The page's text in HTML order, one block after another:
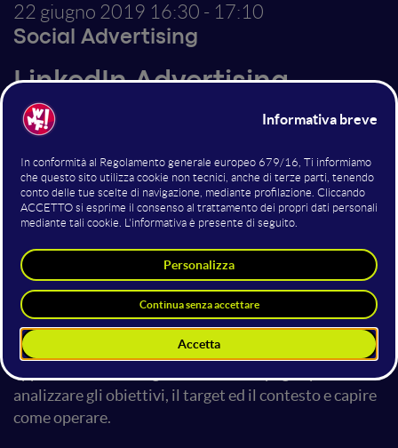
22 giugno 2019 16:30 - 17:10
Social Advertising
LinkedIn Advertising,
Funnel di conversione e
Multicanalità: come
operare fra ToFu, MoFu e
BoFu
che permette di ottenere risultati notevoli in diverse
situazioni. Ma a volte bisogna saper adottare
strategie differenti e multicanale: la chiave per
capirlo? Quelle strane parole nel titolo! Attraverso
diversi esempi, case e tips cercherò di darti un
approccio metodologico alle tue campagne per
analizzare gli obiettivi, il target ed il contesto e capire
come operare.